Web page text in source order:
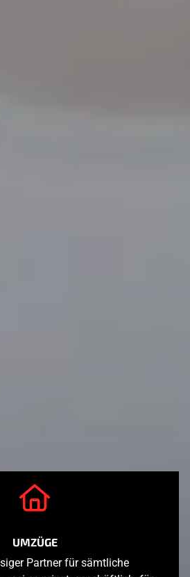
UMZÜGE
Partner für sämtliche